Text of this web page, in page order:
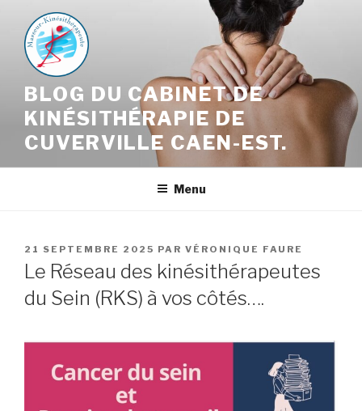
contenu
principal
BLOG DU CABINET DE
KINÉSITHÉRAPIE DE
CUVERVILLE CAEN-EST.
Menu
PUBLIÉ
LE
21 SEPTEMBRE 2025 PAR VÉRONIQUE FAURE
Le Réseau des kinésithérapeutes
du Sein (RKS) à vos côtés….